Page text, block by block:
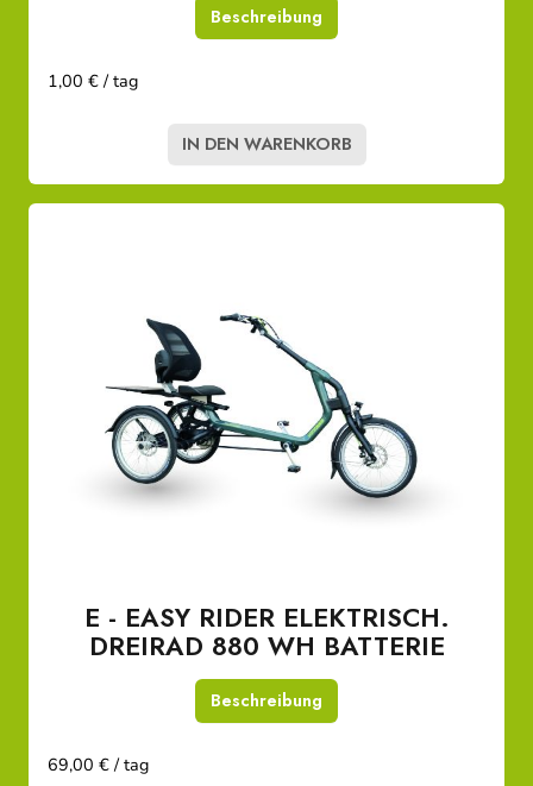
Beschreibung
1,00 € / tag
IN DEN WARENKORB
E - EASY RIDER ELEKTRISCH.
DREIRAD 880 WH BATTERIE
Beschreibung
69,00 € / tag